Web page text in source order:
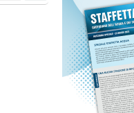
. Sottotitolo: Termine prorogato dopo il
. Pubblicata mercoledì 05 giugno 2024